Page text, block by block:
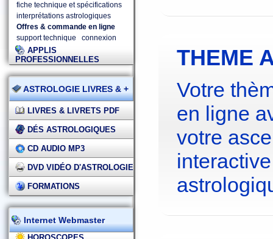
fiche technique et spécifications
interprétations astrologiques
Offres & commande en ligne
support technique
connexion
APPLIS
PROFESSIONNELLES
ASTROLOGIE LIVRES & +
LIVRES & LIVRETS PDF
DÉS ASTROLOGIQUES
CD AUDIO MP3
DVD VIDÉO D'ASTROLOGIE
FORMATIONS
Internet Webmaster
THEME
Votre
en ligne
votre